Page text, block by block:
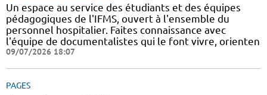
Un espace au service des étudiants et des équipes
pédagogiques de l'IFMS, ouvert à l'ensemble du
personnel hospitalier. Faites connaissance avec
l'équipe de documentalistes qui le font vivre, orienten
09/07/2026 18:07
PAGES